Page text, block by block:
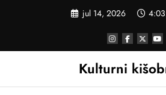
jul 14, 2026
Kulturni